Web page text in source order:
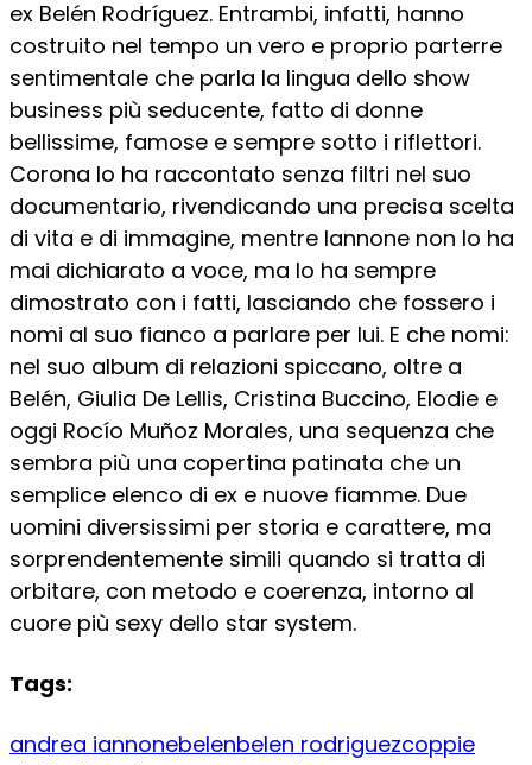
ex Belén Rodríguez. Entrambi, infatti, hanno
costruito nel tempo un vero e proprio parterre
sentimentale che parla la lingua dello show
business più seducente, fatto di donne
bellissime, famose e sempre sotto i riflettori.
Corona lo ha raccontato senza filtri nel suo
documentario, rivendicando una precisa scelta
di vita e di immagine, mentre Iannone non lo ha
mai dichiarato a voce, ma lo ha sempre
dimostrato con i fatti, lasciando che fossero i
nomi al suo fianco a parlare per lui. E che nomi:
nel suo album di relazioni spiccano, oltre a
Belén, Giulia De Lellis, Cristina Buccino, Elodie e
oggi Rocío Muñoz Morales, una sequenza che
sembra più una copertina patinata che un
semplice elenco di ex e nuove fiamme. Due
uomini diversissimi per storia e carattere, ma
sorprendentemente simili quando si tratta di
orbitare, con metodo e coerenza, intorno al
cuore più sexy dello star system.
Tags:
andrea iannonebelenbelen rodriguezcoppie